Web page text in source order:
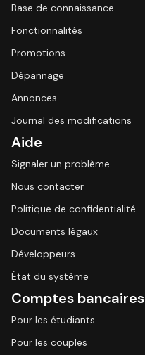
Base de connaissance
Fonctionnalités
Promotions
Dépannage
Annonces
Journal des modifications
Aide
Signaler un problème
Nous contacter
Politique de confidentialité
Documents légaux
Développeurs
État du système
Comptes bancaires
Pour les étudiants
Pour les couples